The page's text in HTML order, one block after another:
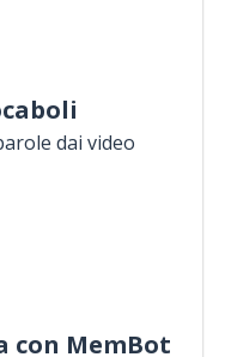
dai video
con MemBot